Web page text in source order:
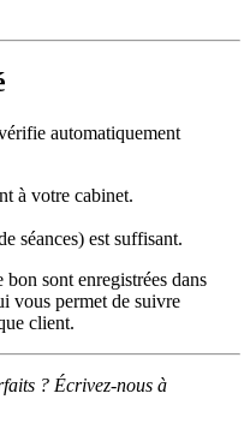
automatiquement
à votre cabinet.
séances) est suffisant.
sont enregistrées dans
vous permet de suivre
client.
? Écrivez-nous à